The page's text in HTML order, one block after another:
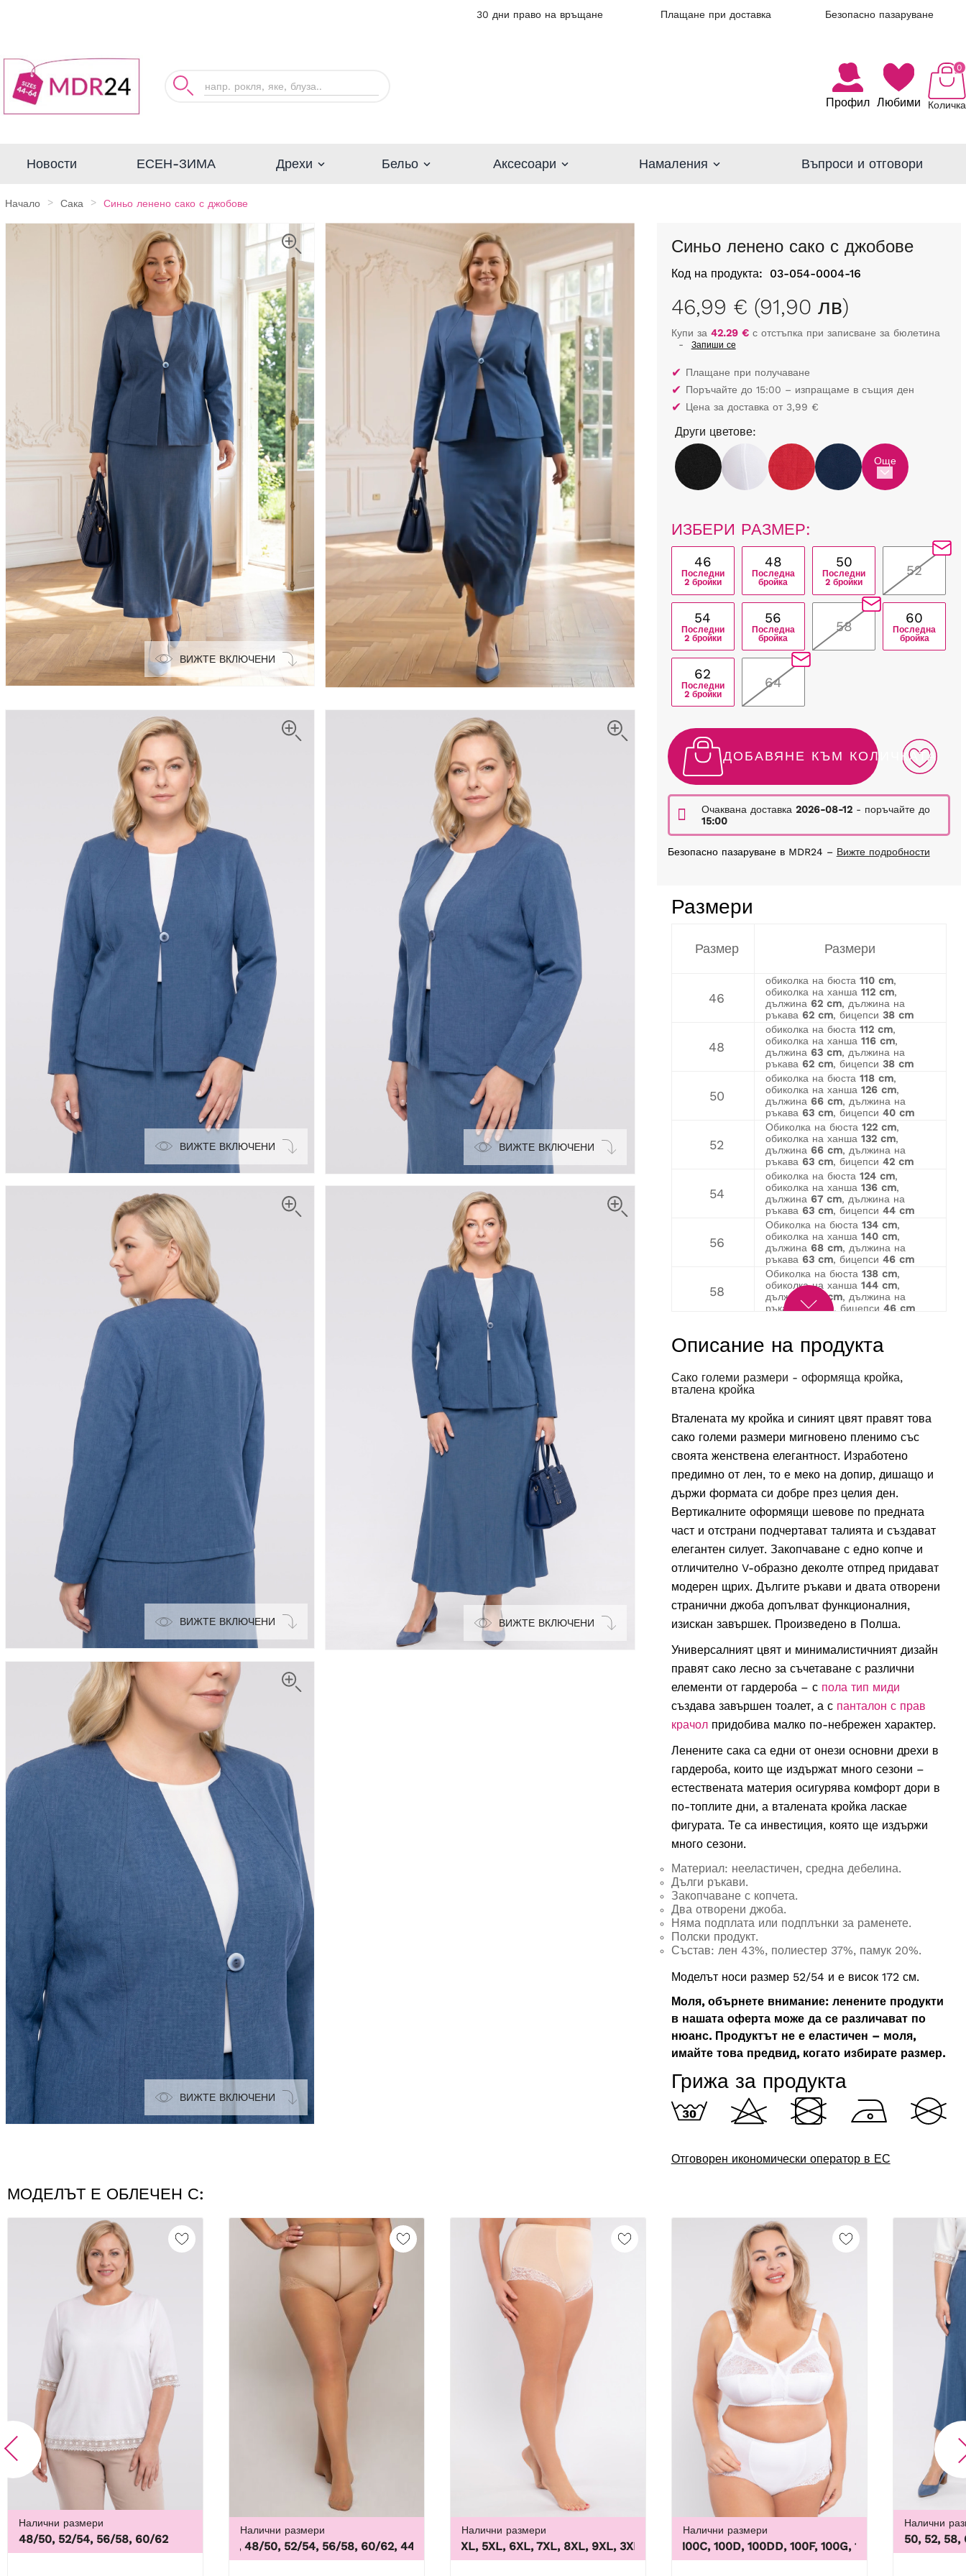
30 дни право на връщане Плащане при доставка Безопасно пазаруване
Профил Любими Количка
0
Новости ЕСЕН-ЗИМА Дрехи Бельо Аксесоари Намаления Въпроси и отговори
Начало Сака Синьо ленено сако с джобове
ВИЖТЕ ВКЛЮЧЕНИ
ВИЖТЕ ВКЛЮЧЕНИ ВИЖТЕ ВКЛЮЧЕНИ
ВИЖТЕ ВКЛЮЧЕНИ ВИЖТЕ ВКЛЮЧЕНИ
ВИЖТЕ ВКЛЮЧЕНИ
Синьо ленено сако с джобове
Код на продукта: 03-054-0004-16
46,99 € (91,90 лв)
Купи за 42.29 €с отстъпка при записване за бюлетина
-
Запиши се
✔ Плащане при получаване
✔ Поръчайте до 15:00 – изпращаме в същия ден
✔ Цена за доставка от 3,99 €
Други цветове:
Още
ИЗБЕРИ РАЗМЕР:
46
Последни
2 бройки
48
Последна
бройка
50
Последни
2 бройки
52
54
Последни
2 бройки
56
Последна
бройка
58
60
Последна
бройка
62
Последни
2 бройки
64
ДОБАВЯНЕ КЪМ КОЛИЧКАТА
Очаквана доставка 2026-08-12- поръчайте до
15:00
Безопасно пазаруване в MDR24 – Вижте подробности
Размери
Размер Размери
46
обиколка на бюста 110 cm,
обиколка на ханша 112 cm,
дължина 62 cm, дължина на
ръкава 62 cm, бицепси 38 cm
48
обиколка на бюста 112 cm,
обиколка на ханша 116 cm,
дължина 63 cm, дължина на
ръкава 62 cm, бицепси 38 cm
50
обиколка на бюста 118 cm,
обиколка на ханша 126 cm,
дължина 66 cm, дължина на
ръкава 63 cm, бицепси 40 cm
52
Обиколка на бюста 122 cm,
обиколка на ханша 132 cm,
дължина 66 cm, дължина на
ръкава 63 cm, бицепси 42 cm
54
обиколка на бюста 124 cm,
обиколка на ханша 136 cm,
дължина 67 cm, дължина на
ръкава 63 cm, бицепси 44 cm
56
Обиколка на бюста 134 cm,
обиколка на ханша 140 cm,
дължина 68 cm, дължина на
ръкава 63 cm, бицепси 46 cm
58
Обиколка на бюста 138 cm,
обиколка на ханша 144 cm,
дължина
69 cm, дължина на
ръкава
64 cm, бицепси 46 cm
60
дължина 71 cm, дължина на
65 cm , Бицепси
62
обиколка на бюста 152 cm
обиколка на ханша
154 cm,
64
обиколка на бюста 158 cm,
дължина 72 cm, дължина на
ръкава 65 cm, бицепси 54 cm
Описание на продукта
сако големи размери - оформяща кройка,
вталена кройка
Вталената му кройка и синият цвят правят това
сако големи размери мигновено пленимо със
своята женствена елегантност. Изработено
предимно от лен, то е меко на допир, дишащо и
държи формата си добре през целия ден.
Вертикалните оформящи шевове по предната
част и отстрани подчертават талията и създават
елегантен силует. Закопчаване с едно копче и
отличително V-образно деколте отпред придават
модерен щрих. Дългите ръкави и двата отворени
странични джоба допълват функционалния,
изискан завършек. Произведено в Полша.
Универсалният цвят и минималистичният дизайн
правят сако лесно за съчетаване с различни
елементи от гардероба – с пола тип миди
създава завършен тоалет, а с панталон с прав
крачолпридобива малко по-небрежен характер.
Ленените сака са едни от онези основни дрехи в
гардероба, които ще издържат много сезони –
естествената материя осигурява комфорт дори в
по-топлите дни, а вталената кройка ласкае
фигурата. Те са инвестиция, която ще издържи
много сезони.
Материал: нееластичен, средна дебелина.
Дълги ръкави.
Закопчаване с копчета.
Два отворени джоба.
Няма подплата или подплънки за раменете.
Полски продукт.
Състав: лен 43%, полиестер 37%, памук 20%.
Моделът носи размер 52/54 и е висок 172 см.
Моля, обърнете внимание: ленените продукти
в нашата оферта може да се различават по
нюанс. Продуктът не е еластичен – моля,
имайте това предвид, когато избирате размер.
Грижа за продукта
Отговорен икономически оператор в ЕС
МОДЕЛЪТ Е ОБЛЕЧЕН С:
Налични размери
48/50, 52/54, 56/58, 60/62
Налични размери
44/46, 48/50, 52/54, 56/58, 60/62,44/46, 48/50, 52/54, 56/58, 60/62
Налични размери
3XL, 4XL, 5XL, 6XL, 7XL, 8XL, 9XL,3XL, 4XL, 5XL, 6XL, 7XL, 8XL, 9XL
Налични размери
100B, 100C, 100D, 100DD, 100F, 100G, 100H, 100I, 100J, 100K,
Налични
50, 52, 58,